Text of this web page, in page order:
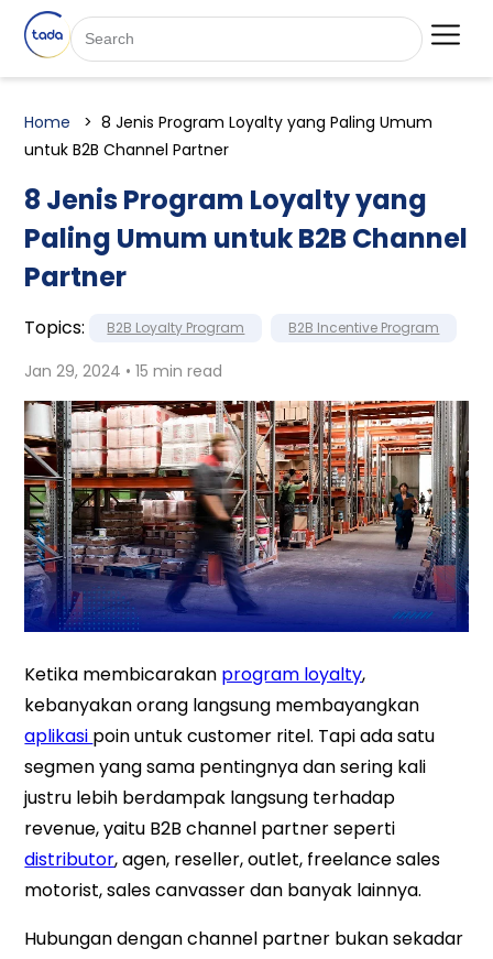
Home
8 Jenis Program Loyalty yang Paling Umum
untuk B2B Channel Partner
8 Jenis Program Loyalty yang
Paling Umum untuk B2B Channel
Partner
Topics: B2B Loyalty Program B2B Incentive Program
Jan 29, 2024 • 15 min read
Ketika membicarakan program loyalty,
kebanyakan orang langsung membayangkan
aplikasi poin untuk customer ritel. Tapi ada satu
segmen yang sama pentingnya dan sering kali
justru lebih berdampak langsung terhadap
revenue, yaitu B2B channel partner seperti
distributor, agen, reseller, outlet, freelance sales
motorist, sales canvasser dan banyak lainnya.
Hubungan dengan channel partner bukan sekadar